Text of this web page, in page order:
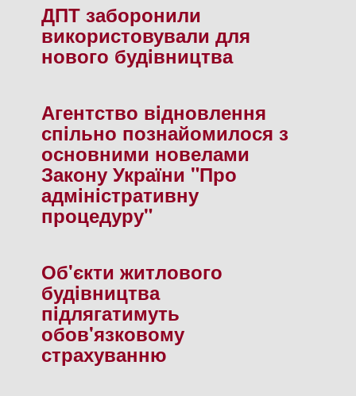
ДПТ заборонили
використовували для
нового будiвництва
Агентство вiдновлення
спiльно познайомилося з
основними новелами
Закону України "Про
адмiнiстративну
процедуру"
Об'єкти житлового
будiвництва
пiдлягатимуть
обов'язковому
страхуванню